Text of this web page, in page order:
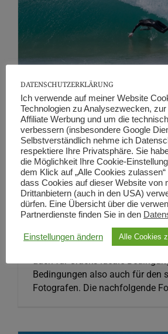
Abgetaucht …
Abgetaucht …
... in portugiesischen
ist wahrscheinlich der schönste
Küstenabschnitt Europas:
mit unzähligen, oft schwer
Buchten, türkisfarbenes klares
feinsandige Strände und Wellen
Variationen. Der
Küstenverlauf bietet sowohl für
Bedingungen also auch für den
Fotografen. Die nachfolgende
DATENSCHUTZERKLÄRUNG
Ich verwende auf meiner Website
Technologien zu Analysezwecken,
Affiliate Werbung und um die
verbessern (insbesondere Google
Selbstverständlich nehme ich
respektiere Ihre Privatsphäre. Sie
die Möglichkeit Ihre Cookie-
dem Klick auf „Alle Cookies
dass Cookies auf dieser Website von
Drittanbietern (auch in den USA)
dürfen. Eine Übersicht über die
Partnerdienste finden Sie in den
Einstellungen ändern Alle Cookies